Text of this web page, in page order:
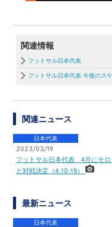
関連情報
フットサル日本代表
フットサル日本代表 今後のス
関連ニュース
日本代表
2023/03/19
フットサル日本代表 4月にモロ
と対戦決定（4.10-19）
最新ニュース
日本代表